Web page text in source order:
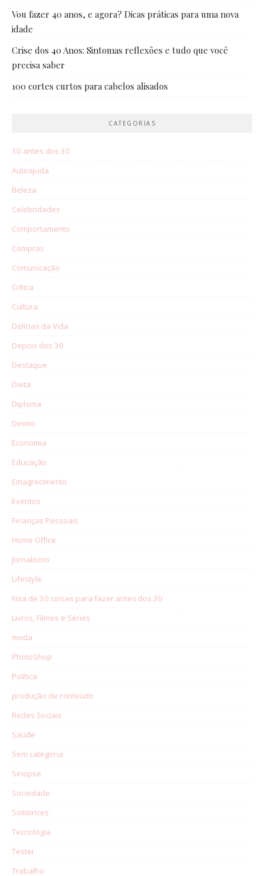
Vou fazer 40 anos, e agora? Dicas práticas para uma nova
idade
Crise dos 40 Anos: Sintomas reflexões e tudo que você
precisa saber
100 cortes curtos para cabelos alisados
CATEGORIAS
30 antes dos 30
Autoajuda
Beleza
Celebridades
Comportamento
Compras
Comunicação
Crítica
Cultura
Delícias da Vida
Depois dos 30
Destaque
Dieta
Diploma
Direito
Economia
Educação
Emagrecimento
Eventos
Finanças Pessoais
Home Office
Jornalismo
Lifestyle
lista de 30 coisas para fazer antes dos 30
Livros, Filmes e Séries
moda
PhotoShop
Política
produção de conteúdo
Redes Sociais
Saúde
Sem categoria
Sinopse
Sociedade
Solteirices
Tecnologia
Testei
Trabalho